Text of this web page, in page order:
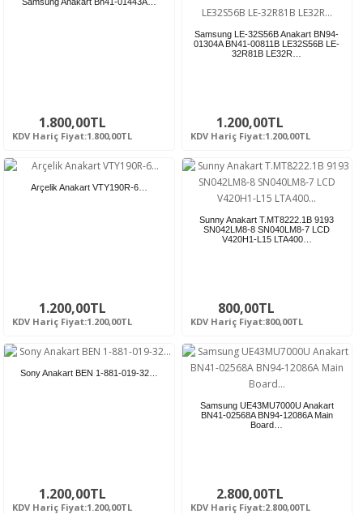
1.800,00TL
KDV Hariç Fiyat:1.800,00TL
Samsung LE-32S56B Anakart BN94-
01304A BN41-00811B LE32S56B LE-
32R81B LE32R…
1.200,00TL
KDV Hariç Fiyat:1.200,00TL
Arçelik Anakart VTY190R-6…
1.200,00TL
KDV Hariç Fiyat:1.200,00TL
Sunny Anakart T.MT8222.1B 9193
SN042LM8-8 SN040LM8-7 LCD
V420H1-L15 LTA400…
800,00TL
KDV Hariç Fiyat:800,00TL
Sony Anakart BEN 1-881-019-32…
1.200,00TL
KDV Hariç Fiyat:1.200,00TL
Samsung UE43MU7000U Anakart
BN41-02568A BN94-12086A Main
Board…
2.800,00TL
KDV Hariç Fiyat:2.800,00TL